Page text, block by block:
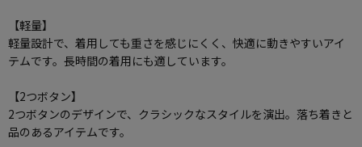
【軽量】
軽量設計で、着用しても重さを感じにくく、快適に動きやすいアイ
テムです。長時間の着用にも適しています。
【2つボタン】
2つボタンのデザインで、クラシックなスタイルを演出。落ち着きと
品のあるアイテムです。